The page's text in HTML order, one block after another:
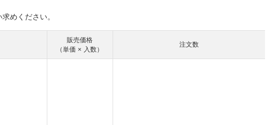
めください。
販売価格
（単価 × 入数）
注文数